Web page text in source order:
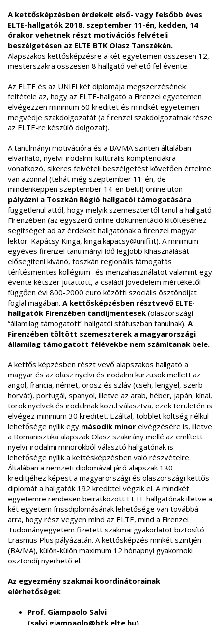
A kettősképzésben érdekelt első- vagy felsőbb éves
ELTE-hallgatók 2018. szeptember 11-én, kedden, 14
órakor vehetnek részt motivációs felvételi
beszélgetésen az ELTE BTK Olasz Tanszékén.
Alapszakos kettősképzésre a két egyetemen összesen 12,
mesterszakra összesen 8 hallgató vehető fel évente.
Az ELTE és az UNIFI két diplomája megszerzésének
feltétele az, hogy az ELTE-hallgató a Firenzei egyetemen
elvégezzen minimum 60 kreditet és mindkét egyetemen
megvédje szakdolgozatát (a firenzei szakdolgozatnak része
az ELTE-re készülő dolgozat).
A tanulmányi motivációra és a BA/MA szinten általában
elvárható, nyelvi-irodalmi-kulturális komptenciákra
vonatkozó, sikeres felvételi beszélgetést követően értelme
van azonnal (tehát még szeptember 11-én, de
mindenképpen szeptember 14-én belül) online úton
pályázni a Toszkán Régió hallgatói támogatására
függetlenül attól, hogy melyik szemesztertől tanul a hallgató
Firenzében (az egyszerű online dokumentáció kitöltéséhez
segítséget ad az érdekelt hallgatónak a firenzei magyar
lektor: Kapácsy Kinga, kinga.kapacsy@unifi.it). A minimum
egyéves firenzei tanulmányi idő legjobb kihasználását
elősegíteni kívánó, toszkán regionális támogatás
térítésmentes kollégium- és menzahasználatot valamint egy
évente kétszer jutattott, a családi jövedelem mértékétől
függően évi 800-2000 euro közötti szociális ösztöndíjat
foglal magában. A kettősképzésben résztvevő ELTE-
hallgatók Firenzében tandíjmentesek (olaszországi
“államilag támogatott” hallgatói státuszban tanulnak). A
Firenzében töltött szemeszterek a magyarországi
államilag támogatott félévekbe nem számítanak bele.
A kettős képzésben részt vevő alapszakos hallgató a
magyar és az olasz nyelvi és irodalmi kurzusok mellett az
angol, francia, német, orosz és szláv (cseh, lengyel, szerb-
horvát), portugál, spanyol, illetve az arab, héber, japán, kínai,
török nyelvek és irodalmak közül választva, ezek területén is
elvégez minimum 30 kreditet. Ezáltal, többlet költség nélkül
lehetősége nyílik egy második minor elvégzésére is, illetve
a Romanisztika alapszak Olasz szakirány mellé az említett
nyelvi-irodalmi minorokból választó hallgatónak is
lehetősége nyílik a kettésképzésben való részvételre.
Általában a nemzeti diplomával járó alapszak 180
kreditjéhez képest a magyarországi és olaszországi kettős
diplomát a hallgatók 192 kredittel végzik el. A mindkét
egyetemre rendesen beiratkozott ELTE hallgatónak illetve a
két egyetem frissdiplomásának lehetősége van továbbá
arra, hogy rész vegyen mind az ELTE, mind a Firenzei
Tudományegyetem fizetett szakmai gyakorlatot biztosító
Erasmus Plus pályázatán. A kettősképzés minkét szintjén
(BA/MA), külön-külön maximum 12 hónapnyi gyakornoki
ösztöndíj nyerhető el.
Az egyezmény szakmai koordinátorainak
elérhetőségei:
Prof. Giampaolo Salvi
(salvi.giampaolo@btk.elte.hu)